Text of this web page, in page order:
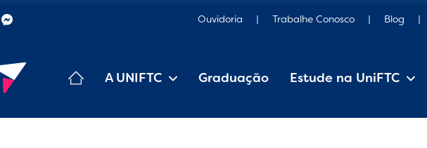
Ouvidoria Trabalhe Conosco Blog
A UNIFTC Graduação Estude na UniFTC